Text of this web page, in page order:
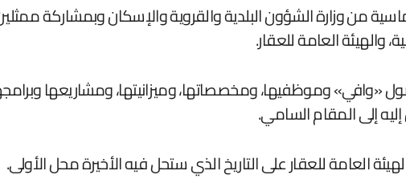
وزارة الشؤون البلدية والقروية والإسكان وبمشاركة ممثلين
والهيئة العامة للعقار.
«وافي» وموظفيها، ومخصصاتها، وميزانيتها، ومشاريعها
إلى المقام السامي.
العامة للعقار على التاريخ الذي ستحل فيه الأخيرة محل الأولى.